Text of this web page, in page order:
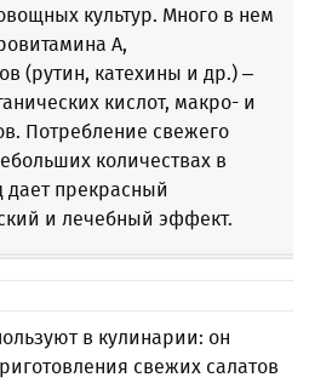
культур. Много в нем
А,
(рутин, катехины и др.) –
кислот, макро- и
Потребление свежего
количествах в
прекрасный
и лечебный эффект.
в кулинарии: он
свежих салатов